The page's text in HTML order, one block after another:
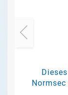
Normsec